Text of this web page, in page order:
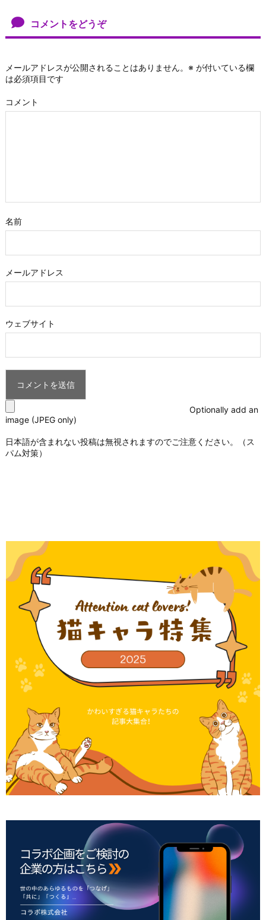
コメントをどうぞ
メールアドレスが公開されることはありません。 ※ が付いている欄
は必須項目です
コメント
名前
メールアドレス
ウェブサイト
Optionally add an
image (JPEG only)
日本語が含まれない投稿は無視されますのでご注意ください。（ス
パム対策）